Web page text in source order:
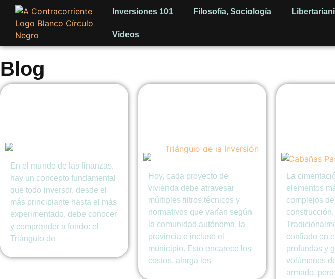
Inversiones 101 Filosofía, Sociología
Videos
Blog
En el mundo de las finanzas,
hay un concepto fundamental
que todo inversor, desde el
más principiante hasta el más
experimentado, debe conocer
y comprender a fondo: el
Triángulo de
nivel nacional
Hoy, cada proyecto de
vivienda debe atravesar
múltiples filtros técnicos y
normativos que varían según
la comunidad autónoma, la
provincia e incluso el
municipio. Esto encarece los
costos, alarga los
La
elementos
complejos
construcción.
confiado en
profundas y
volúmenes
armado,